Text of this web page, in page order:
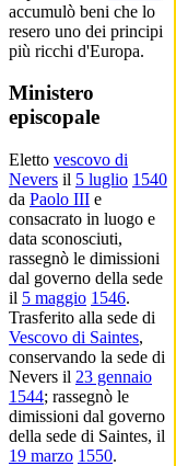
accumulò beni che lo
resero uno dei principi
più ricchi d'Europa.
Ministero
episcopale
Eletto vescovo di
Nevers il 5 luglio 1540
da Paolo III e
consacrato in luogo e
data sconosciuti,
rassegnò le dimissioni
dal governo della sede
il 5 maggio 1546.
Trasferito alla sede di
Vescovo di Saintes,
conservando la sede di
Nevers il 23 gennaio
1544; rassegnò le
dimissioni dal governo
della sede di Saintes, il
19 marzo 1550.